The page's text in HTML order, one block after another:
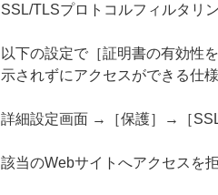
SSL/TLSプロトコルフィルタリ
以下の設定で［証明書の有効性
示されずにアクセスができる仕
詳細設定画面 →［保護］→［
該当のWebサイトへアクセスを